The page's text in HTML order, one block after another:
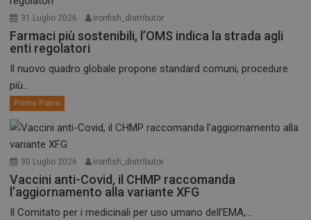
31 Luglio 2026 ironfish_distributor
Farmaci più sostenibili, l’OMS indica la strada agli
enti regolatori
Il nuovo quadro globale propone standard comuni, procedure
più...
Primo Piano
30 Luglio 2026 ironfish_distributor
Vaccini anti-Covid, il CHMP raccomanda
l’aggiornamento alla variante XFG
Il Comitato per i medicinali per uso umano dell’EMA,...